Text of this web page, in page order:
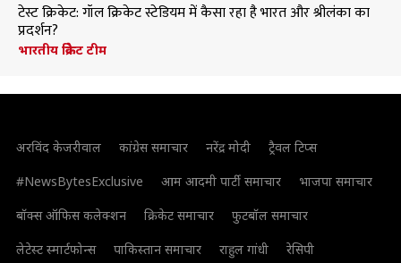
टेस्ट क्रिकेट: गॉल क्रिकेट स्टेडियम में कैसा रहा है भारत और श्रीलंका का
प्रदर्शन?
भारतीय क्रिकेट टीम
अरविंद केजरीवाल कांग्रेस समाचार नरेंद्र मोदी
ट्रैवल टिप्स
#NewsBytesExclusive
आम आदमी पार्टी समाचार
भाजपा समाचार
बॉक्स ऑफिस कलेक्शन
क्रिकेट समाचार
फुटबॉल समाचार
लेटेस्ट स्मार्टफोन्स
पाकिस्तान समाचार राहुल गांधी रेसिपी